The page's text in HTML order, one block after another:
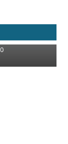
Sepinya